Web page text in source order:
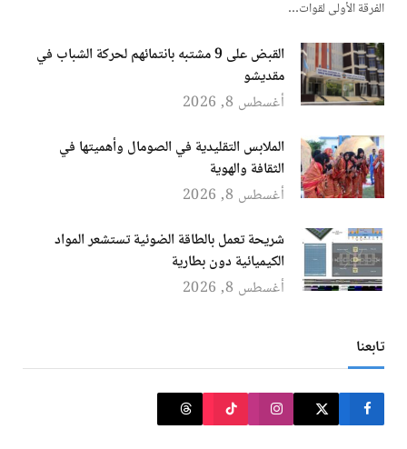
الفرقة الأولى لقوات…
القبض على 9 مشتبه بانتمائهم لحركة الشباب في
مقديشو
أغسطس 8, 2026
الملابس التقليدية في الصومال وأهميتها في
الثقافة والهوية
أغسطس 8, 2026
شريحة تعمل بالطاقة الضوئية تستشعر المواد
الكيميائية دون بطارية
أغسطس 8, 2026
تابعنا